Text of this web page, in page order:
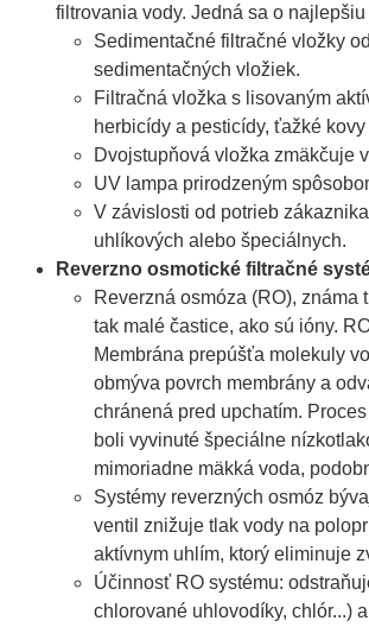
filtrovania vody. Jedná sa o
Sedimentačné filtračné vložky
sedimentačných vložiek.
Filtračná vložka s lisovaným
herbicídy a pesticídy, ťažké
Dvojstupňová vložka zmäkčuje
UV lampa prirodzeným
V závislosti od potrieb
uhlíkových alebo špeciálnych.
Reverzno osmotické filtračné
Reverzná osmóza (RO),
tak malé častice, ako sú ióny.
Membrána prepúšťa molekuly
obmýva povrch membrány a
chránená pred upchatím.
boli vyvinuté špeciálne
mimoriadne mäkká voda,
Systémy reverzných osmóz
ventil znižuje tlak vody na
aktívnym uhlím, ktorý eliminuje
Účinnosť RO systému:
chlorované uhlovodíky, chlór...)